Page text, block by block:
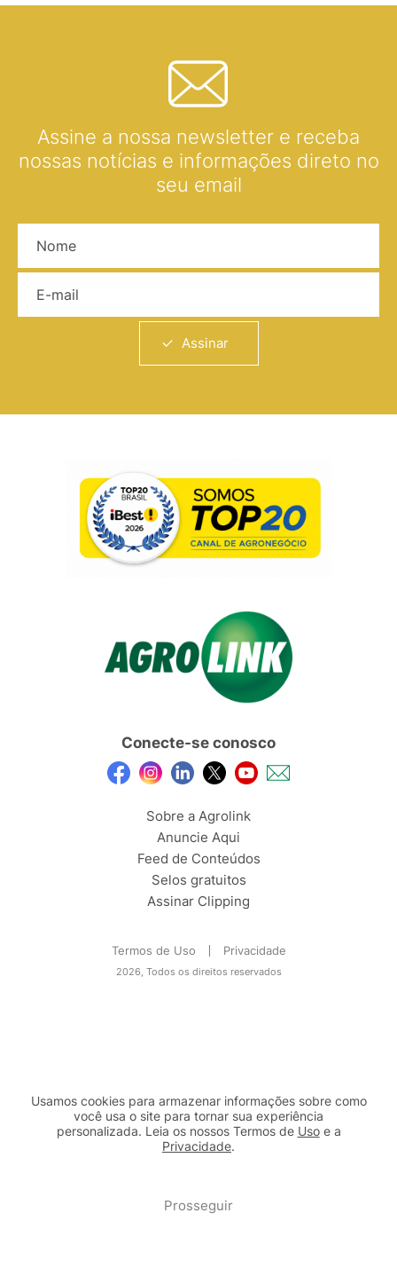
Assine a nossa newsletter e receba
nossas notícias e informações direto no
seu email
Assinar
Conecte-se conosco
Sobre a Agrolink
Anuncie Aqui
Feed de Conteúdos
Selos gratuitos
Assinar Clipping
Termos de Uso Privacidade
2026, Todos os direitos reservados
Usamos cookies para armazenar informações sobre como
você usa o site para tornar sua experiência
personalizada. Leia os nossos Termos de Usoe a
Privacidade.
Prosseguir